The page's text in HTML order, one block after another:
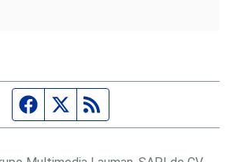
Página de Facebook
Fuente Twitter